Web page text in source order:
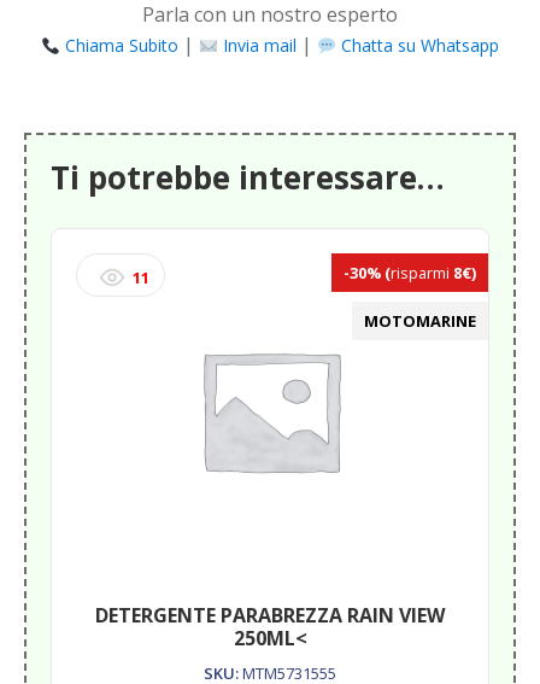
Parla con un nostro esperto
Chiama Subito | Invia mail | Chatta su Whatsapp
Ti potrebbe interessare…
MOTOMARINE
-30% (risparmi 8€)
DETERGENTE PARABREZZA RAIN VIEW
250ML<
SKU:MTM5731555
11